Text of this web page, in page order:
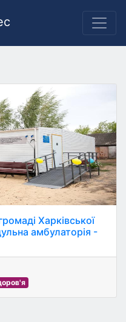
Харківської
амбулаторія -